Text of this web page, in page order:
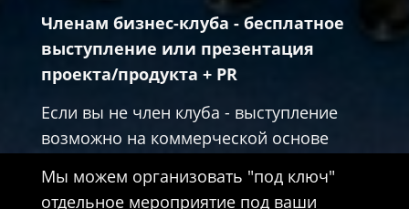
Членам бизнес-клуба - бесплатное
выступление или презентация
проекта/продукта + PR
Если вы не член клуба - выступление
возможно на коммерческой основе
Мы можем организовать "под ключ"
отдельное мероприятие под ваши